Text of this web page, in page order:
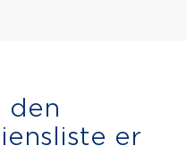
den
er